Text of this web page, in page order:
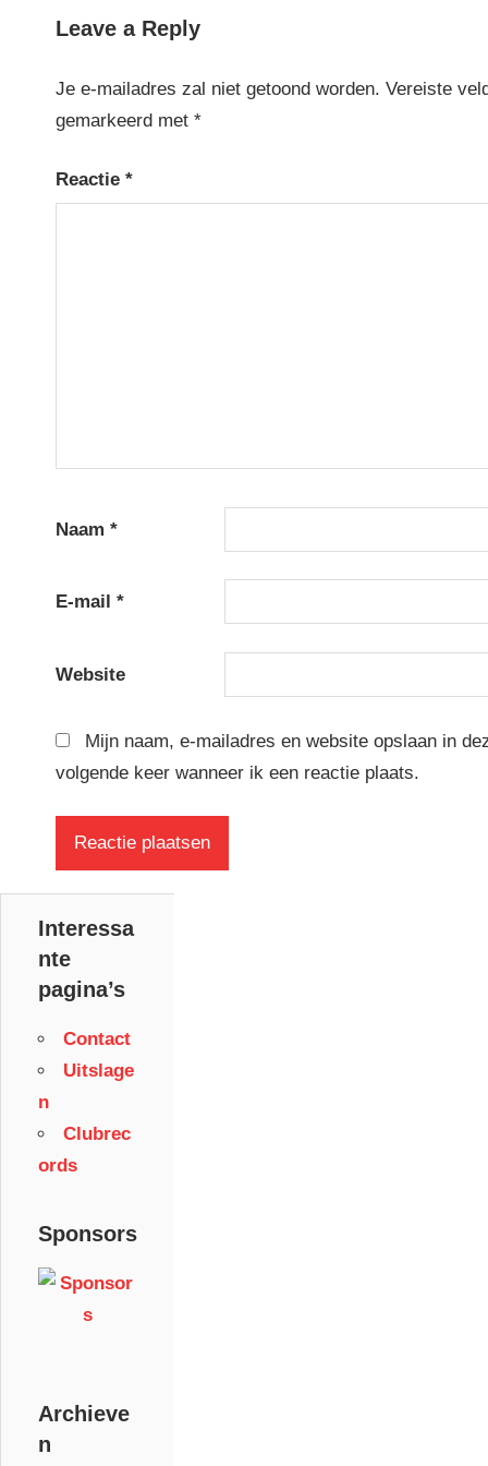
Leave a Reply
Je e-mailadres zal niet getoond worden. Vereiste
gemarkeerd met *
Reactie *
Naam *
E-mail *
Website
Mijn naam, e-mailadres en website opslaan in
volgende keer wanneer ik een reactie plaats.
Interessa
nte
pagina’s
Contact
Uitslage
n
Clubrec
ords
Sponsors
Archieve
n